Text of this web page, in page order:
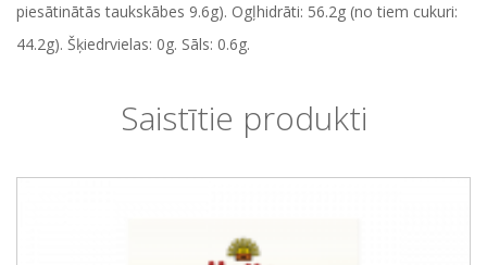
piesātinātās taukskābes 9.6g). Ogļhidrāti: 56.2g (no tiem cukuri:
44.2g). Šķiedrvielas: 0g. Sāls: 0.6g.
Saistītie produkti